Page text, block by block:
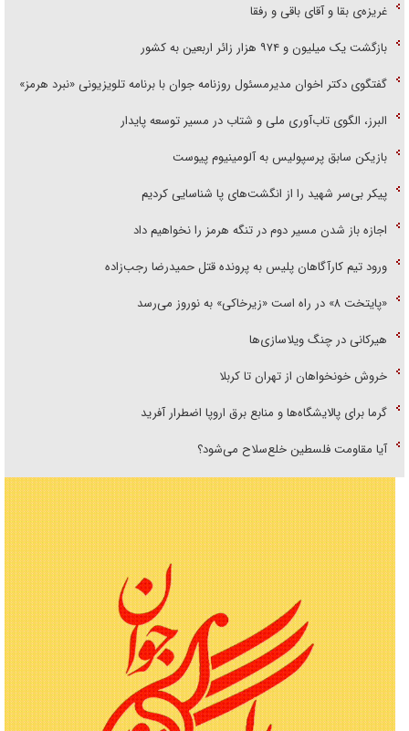
غریزه‌ی بقا و آقای باقی و رفقا
بازگشت یک میلیون و ۹۷۴ هزار زائر اربعین به کشور
گفتگوی دکتر اخوان مدیرمسئول روزنامه جوان با برنامه تلویزیونی «نبرد هرمز»
البرز، الگوی تاب‌آوری ملی و شتاب در مسیر توسعه پایدار
بازیکن سابق پرسپولیس به آلومینیوم پیوست
پیکر بی‌سر شهید را از انگشت‌های پا شناسایی کردیم
اجازه باز شدن مسیر دوم در تنگه هرمز را نخواهیم داد
ورود تیم کارآگاهان پلیس به پرونده قتل حمیدرضا رجب‌زاده
«پایتخت ۸» در راه است «زیرخاکی» به نوروز می‌رسد
هیرکانی در چنگ ویلاسازی‌ها
خروش خونخواهان از تهران تا کربلا
گرما برای پالایشگاه‌ها و منابع برق اروپا اضطرار آفرید
آیا مقاومت فلسطین خلع‌سلاح می‌شود؟